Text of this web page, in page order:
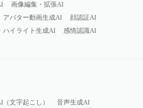
画像編集・拡張AI
アバター動画生成AI
顔認証AI
ハイライト生成AI
感情認識AI
文字起こし） 音声生成AI